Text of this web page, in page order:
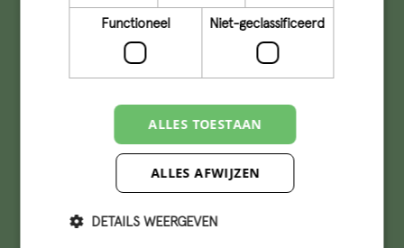
Important links
Portfolio
Students
Learning and development
Functioneel Niet-geclassificeerd
ALLES TOESTAAN
ALLES AFWIJZEN
DETAILS WEERGEVEN